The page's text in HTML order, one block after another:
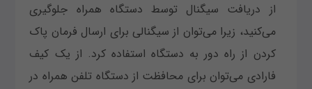
از دریافت سیگنال توسط دستگاه همراه جلوگیری
می‌کنید، زیرا می‌توان از سیگنالی برای ارسال فرمان پاک
کردن از راه دور به دستگاه استفاده کرد. از یک کیف
فارادی می‌توان برای محافظت از دستگاه تلفن همراه در